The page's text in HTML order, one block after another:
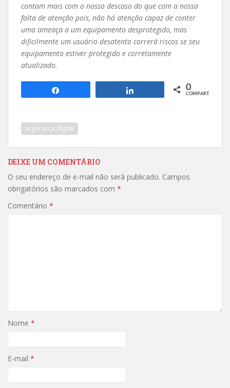
contam mais com o nosso descaso do que com a nossa
falta de atenção pois, não há atenção capaz de conter
uma ameaça a um equipamento desprotegido, mas
dificilmente um usuário desatento correrá riscos se seu
equipamento estiver protegido e corretamente
atualizado.
Compartilhar 0
COMPART.
segurança digital
DEIXE UM COMENTÁRIO
O seu endereço de e-mail não será publicado. Campos
obrigatórios são marcados com *
Comentário *
Nome *
E-mail *